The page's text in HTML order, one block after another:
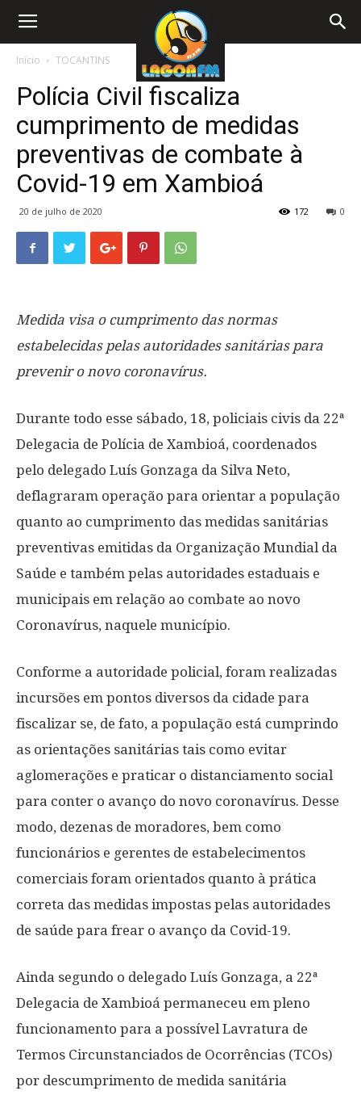
Início TOCANTINS
Polícia Civil fiscaliza
cumprimento de medidas
preventivas de combate à
Covid-19 em Xambioá
20 de julho de 2020 0
172
Medida visa o cumprimento das normas
estabelecidas pelas autoridades sanitárias para
prevenir o novo coronavírus.
Durante todo esse sábado, 18, policiais civis da 22ª
Delegacia de Polícia de Xambioá, coordenados
pelo delegado Luís Gonzaga da Silva Neto,
deflagraram operação para orientar a população
quanto ao cumprimento das medidas sanitárias
preventivas emitidas da Organização Mundial da
Saúde e também pelas autoridades estaduais e
municipais em relação ao combate ao novo
Coronavírus, naquele município.
Conforme a autoridade policial, foram realizadas
incursões em pontos diversos da cidade para
fiscalizar se, de fato, a população está cumprindo
as orientações sanitárias tais como evitar
aglomerações e praticar o distanciamento social
para conter o avanço do novo coronavírus. Desse
modo, dezenas de moradores, bem como
funcionários e gerentes de estabelecimentos
comerciais foram orientados quanto à prática
correta das medidas impostas pelas autoridades
de saúde para frear o avanço da Covid-19.
Ainda segundo o delegado Luís Gonzaga, a 22ª
Delegacia de Xambioá permaneceu em pleno
funcionamento para a possível Lavratura de
Termos Circunstanciados de Ocorrências (TCOs)
por descumprimento de medida sanitária